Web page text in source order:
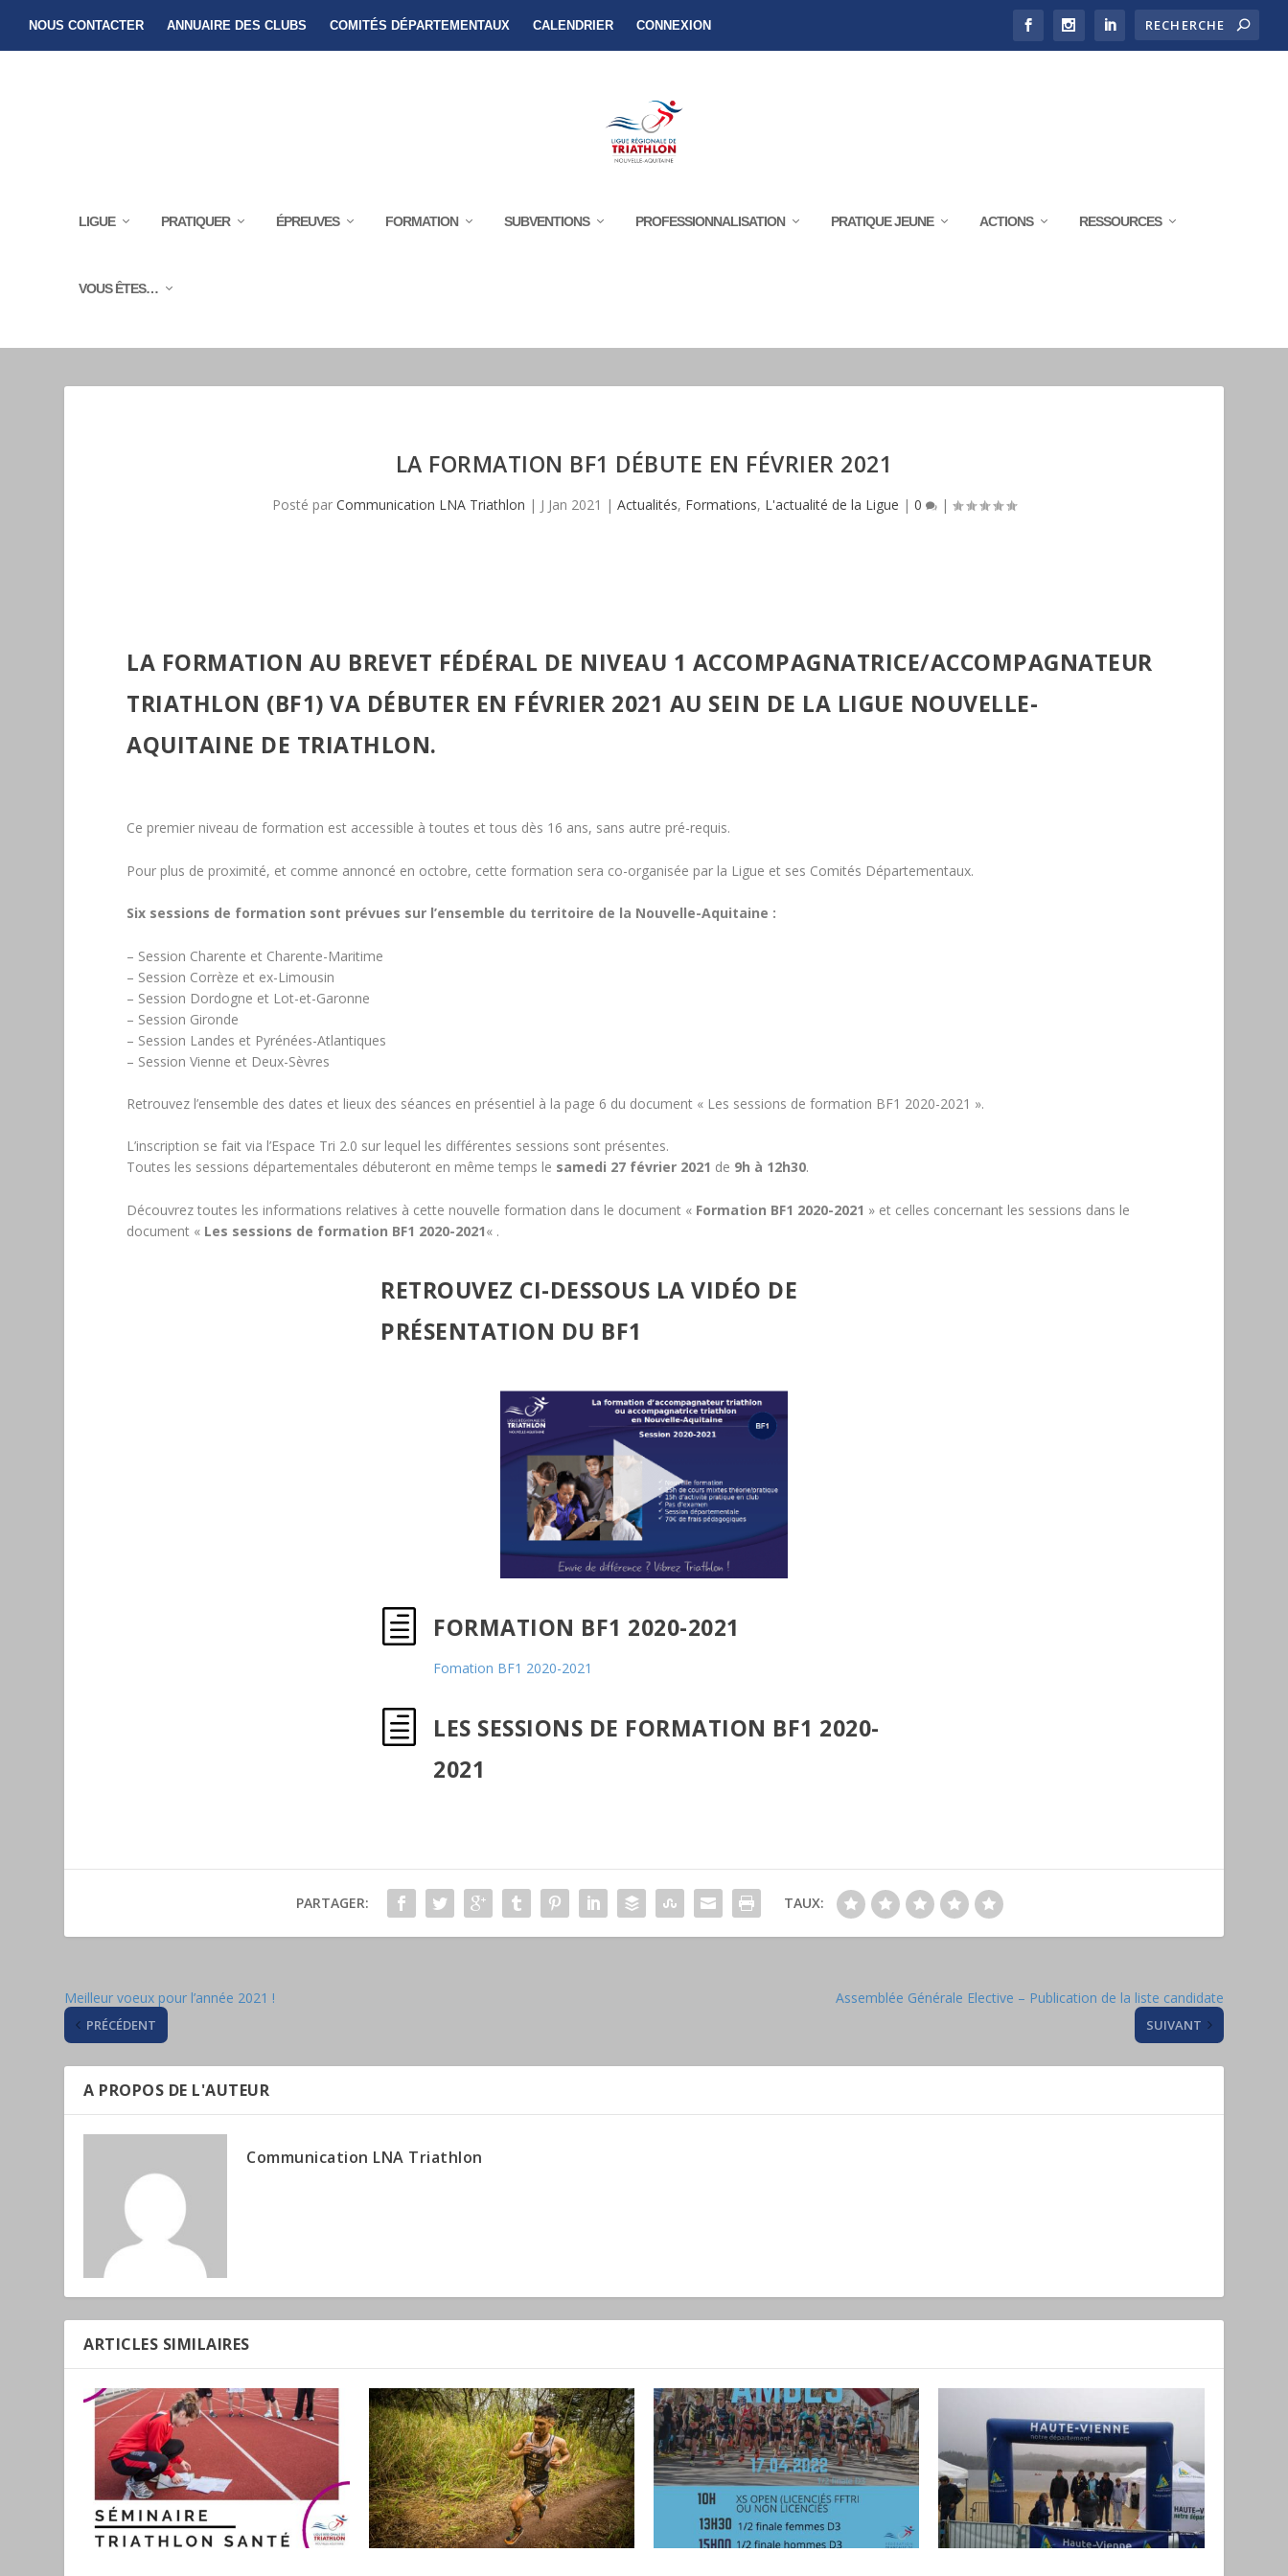
NOUS CONTACTER ANNUAIRE DES CLUBS COMITÉS DÉPARTEMENTAUX CALENDRIER CONNEXION
LIGUE PRATIQUER ÉPREUVES FORMATION SUBVENTIONS PROFESSIONNALISATION PRATIQUE JEUNE ACTIONS RESSOURCES
VOUS ÊTES…
LA FORMATION BF1 DÉBUTE EN FÉVRIER 2021
Posté par Communication LNA Triathlon | J Jan 2021 | Actualités, Formations, L'actualité de la Ligue | 0 |
LA FORMATION AU BREVET FÉDÉRAL DE NIVEAU 1 ACCOMPAGNATRICE/ACCOMPAGNATEUR
TRIATHLON (BF1) VA DÉBUTER EN FÉVRIER 2021 AU SEIN DE LA LIGUE NOUVELLE-
AQUITAINE DE TRIATHLON.
Ce premier niveau de formation est accessible à toutes et tous dès 16 ans, sans autre pré-requis.
Pour plus de proximité, et comme annoncé en octobre, cette formation sera co-organisée par la Ligue et ses Comités Départementaux.
Six sessions de formation sont prévues sur l’ensemble du territoire de la Nouvelle-Aquitaine :
– Session Charente et Charente-Maritime
– Session Corrèze et ex-Limousin
– Session Dordogne et Lot-et-Garonne
– Session Gironde
– Session Landes et Pyrénées-Atlantiques
– Session Vienne et Deux-Sèvres
Retrouvez l’ensemble des dates et lieux des séances en présentiel à la page 6 du document « Les sessions de formation BF1 2020-2021 ».
L’inscription se fait via l’Espace Tri 2.0 sur lequel les différentes sessions sont présentes.
Toutes les sessions départementales débuteront en même temps le samedi 27 février 2021 de 9h à 12h30.
Découvrez toutes les informations relatives à cette nouvelle formation dans le document « Formation BF1 2020-2021 » et celles concernant les sessions dans le
document « Les sessions de formation BF1 2020-2021« .
RETROUVEZ CI-DESSOUS LA VIDÉO DE
PRÉSENTATION DU BF1
h FORMATION BF1 2020-2021
Fomation BF1 2020-2021
h
LES SESSIONS DE FORMATION BF1 2020-
2021
PARTAGER: TAUX:
Meilleur voeux pour l’année 2021 !
PRÉCÉDENT
Assemblée Générale Elective – Publication de la liste candidate
SUIVANT
A PROPOS DE L'AUTEUR
Communication LNA Triathlon
ARTICLES SIMILAIRES